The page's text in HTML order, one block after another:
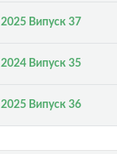
2025 Випуск 37
2024 Випуск 35
2025 Випуск 36